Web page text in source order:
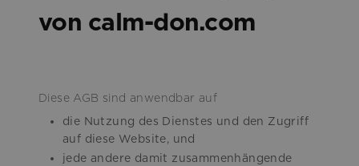
von calm-don.com
Diese AGB sind anwendbar auf
die Nutzung des Dienstes und den Zugriff
auf diese Website, und
jede andere damit zusammenhängende